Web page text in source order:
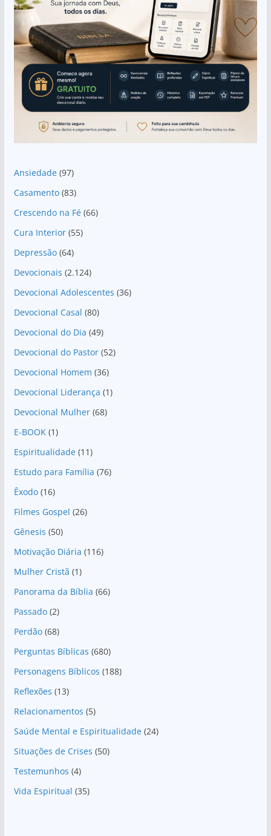
Ansiedade(97)
Casamento(83)
Crescendo na Fé(66)
Cura Interior(55)
Depressão(64)
Devocionais (2.124)
Devocional Adolescentes (36)
Devocional Casal (80)
Devocional do Dia (49)
Devocional do Pastor(52)
Devocional Homem (36)
Devocional Liderança (1)
Devocional Mulher(68)
E-BOOK(1)
Espiritualidade(11)
Estudo para Família (76)
Êxodo(16)
Filmes Gospel (26)
Gênesis (50)
Motivação Diária (116)
Mulher Cristã (1)
Panorama da Bíblia (66)
Passado(2)
Perdão(68)
Perguntas Bíblicas (680)
Personagens Bíblicos (188)
Reflexões (13)
Relacionamentos (5)
Saúde Mental e Espiritualidade(24)
Situações de Crises (50)
Testemunhos (4)
Vida Espiritual (35)